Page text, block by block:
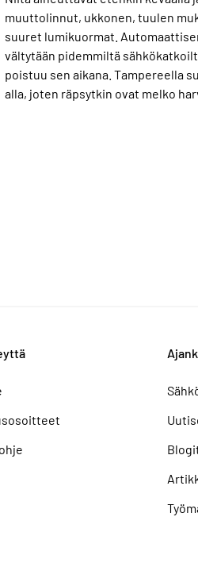
muuttolinnut, ukkonen, tuulen
suuret lumikuormat.
vältytään pidemmiltä
poistuu sen aikana. Tampereella
alla, joten räpsytkin ovat melko